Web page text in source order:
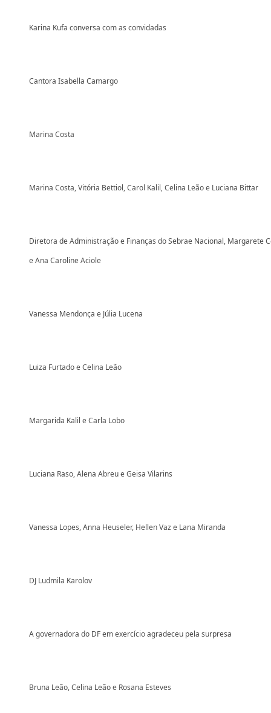
Karina Kufa conversa com as convidadas
Cantora Isabella Camargo
Marina Costa
Marina Costa, Vitória Bettiol, Carol Kalil, Celina Leão e Luciana Bittar
Diretora de Administração e Finanças do Sebrae Nacional, Margarete
e Ana Caroline Aciole
Vanessa Mendonça e Júlia Lucena
Luiza Furtado e Celina Leão
Margarida Kalil e Carla Lobo
Luciana Raso, Alena Abreu e Geisa Vilarins
Vanessa Lopes, Anna Heuseler, Hellen Vaz e Lana Miranda
DJ Ludmila Karolov
A governadora do DF em exercício agradeceu pela surpresa
Bruna Leão, Celina Leão e Rosana Esteves